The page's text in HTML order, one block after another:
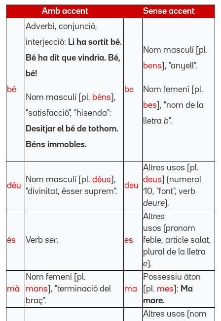
Amb accent Sense accent
bé
Adverbi, conjunció,
interjecció: Li ha sortit bé.
Bé ha dit que vindria. Bé,
bé!
Nom masculí [pl. béns ],
"satisfacció", "hisenda":
Desitjar el bé de tothom.
Béns immobles.
be
Nom masculí [pl.
bens ], "anyell".
Nom femení [pl.
bes ], "nom de la
lletra b".
déu
Nom masculí [pl. déus ],
"divinitat, ésser suprem".
deu
Altres usos [pl.
deus ] (numeral
10, "font", verb
deure).
és Verb ser. es
Altres
usos (pronom
feble, article salat,
plural de la lletra
e).
mà
Nom femení [pl.
mans ], "terminació del
braç".
ma
Possessiu àton
[pl. mes ]: Ma
mare.
Altres usos (nom